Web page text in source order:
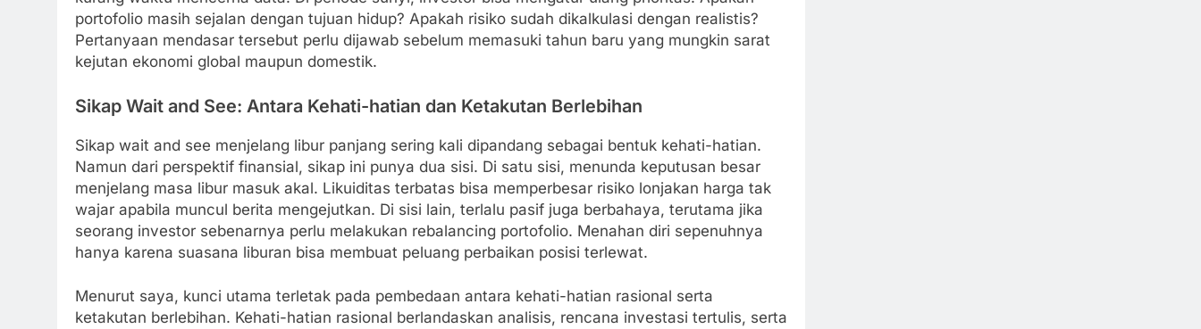
portofolio masih sejalan dengan tujuan hidup? Apakah risiko sudah dikalkulasi dengan realistis?
Pertanyaan mendasar tersebut perlu dijawab sebelum memasuki tahun baru yang mungkin sarat
kejutan ekonomi global maupun domestik.
Sikap Wait and See: Antara Kehati-hatian dan Ketakutan Berlebihan
Sikap wait and see menjelang libur panjang sering kali dipandang sebagai bentuk kehati-hatian.
Namun dari perspektif finansial, sikap ini punya dua sisi. Di satu sisi, menunda keputusan besar
menjelang masa libur masuk akal. Likuiditas terbatas bisa memperbesar risiko lonjakan harga tak
wajar apabila muncul berita mengejutkan. Di sisi lain, terlalu pasif juga berbahaya, terutama jika
seorang investor sebenarnya perlu melakukan rebalancing portofolio. Menahan diri sepenuhnya
hanya karena suasana liburan bisa membuat peluang perbaikan posisi terlewat.
Menurut saya, kunci utama terletak pada pembedaan antara kehati-hatian rasional serta
ketakutan berlebihan. Kehati-hatian rasional berlandaskan analisis, rencana investasi tertulis, serta